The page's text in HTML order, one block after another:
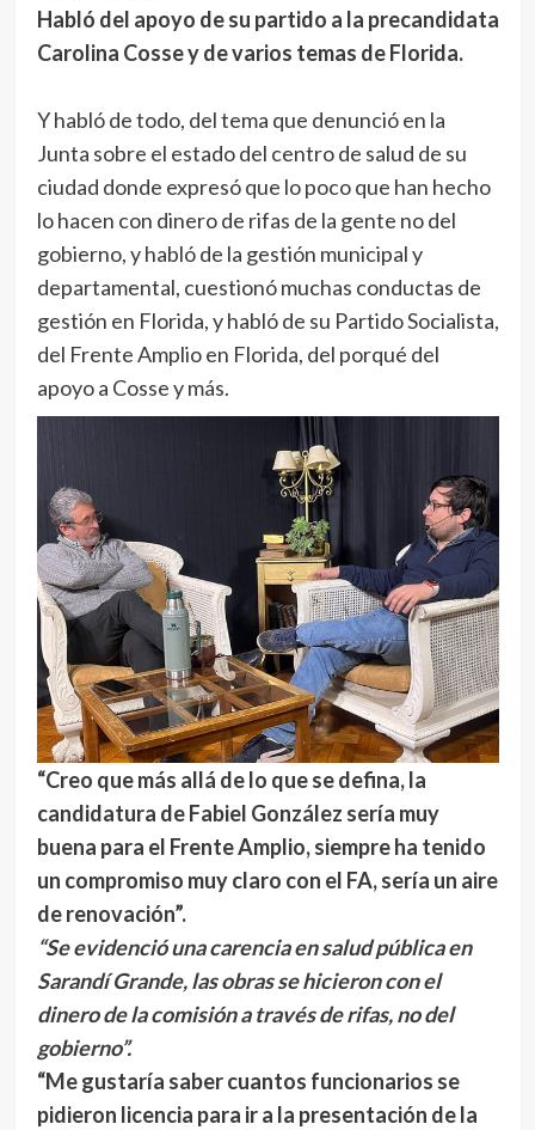
Habló del apoyo de su partido a la precandidata
Carolina Cosse y de varios temas de Florida.
Y habló de todo, del tema que denunció en la
Junta sobre el estado del centro de salud de su
ciudad donde expresó que lo poco que han hecho
lo hacen con dinero de rifas de la gente no del
gobierno, y habló de la gestión municipal y
departamental, cuestionó muchas conductas de
gestión en Florida, y habló de su Partido Socialista,
del Frente Amplio en Florida, del porqué del
apoyo a Cosse y más.
“Creo que más allá de lo que se defina, la
candidatura de Fabiel González sería muy
buena para el Frente Amplio, siempre ha tenido
un compromiso muy claro con el FA, sería un aire
de renovación”.
“Se evidenció una carencia en salud pública en
Sarandí Grande, las obras se hicieron con el
dinero de la comisión a través de rifas, no del
gobierno”.
“Me gustaría saber cuantos funcionarios se
pidieron licencia para ir a la presentación de la